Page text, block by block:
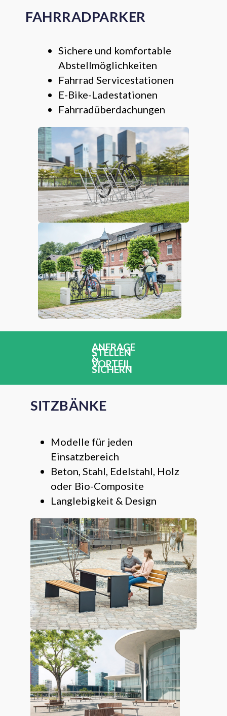
FAHRRADPARKER
Sichere und komfortable
Abstellmöglichkeiten
Fahrrad Servicestationen
E-Bike-Ladestationen
Fahrradüberdachungen
ANFRAGE
STELLEN
&
VORTEIL
SICHERN
SITZBÄNKE
Modelle für jeden
Einsatzbereich
Beton, Stahl, Edelstahl, Holz
oder Bio-Composite
Langlebigkeit & Design